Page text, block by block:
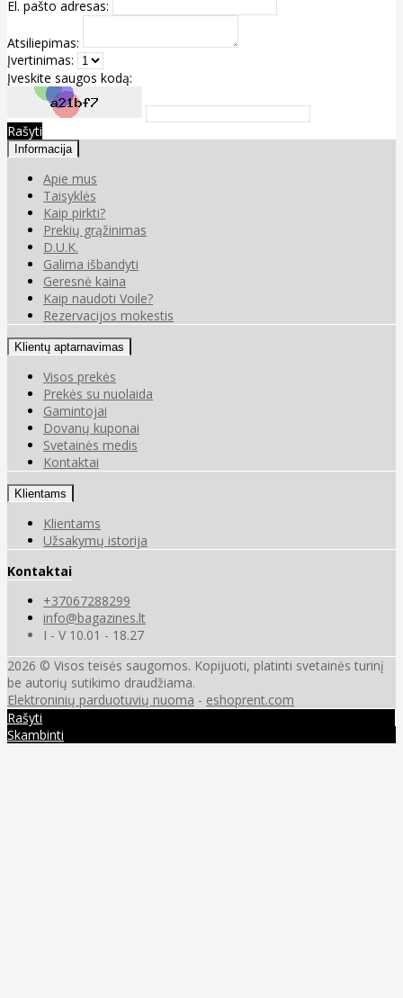
El. pašto adresas:
Atsiliepimas:
Įvertinimas:
Įveskite saugos kodą:
Rašyti
Informacija
Apie mus
Taisyklės
Kaip pirkti?
Prekių grąžinimas
D.U.K.
Galima išbandyti
Geresnė kaina
Kaip naudoti Voile?
Rezervacijos mokestis
Klientų aptarnavimas
Visos prekės
Prekės su nuolaida
Gamintojai
Dovanų kuponai
Svetainės medis
Kontaktai
Klientams
Klientams
Užsakymų istorija
Kontaktai
+37067288299
info@bagazines.lt
I - V 10.01 - 18.27
2026 © Visos teisės saugomos. Kopijuoti, platinti svetainės turinį
be autorių sutikimo draudžiama.
Elektroninių parduotuvių nuoma - eshoprent.com
Rašyti
Skambinti